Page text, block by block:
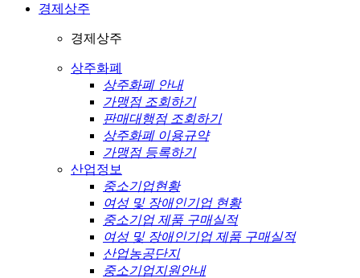
경제상주
경제상주
상주화폐
상주화폐 안내
가맹점 조회하기
판매대행점 조회하기
상주화폐 이용규약
가맹점 등록하기
산업정보
중소기업현황
여성 및 장애인기업 현황
중소기업 제품 구매실적
여성 및 장애인기업 제품 구매실적
산업농공단지
중소기업지원안내